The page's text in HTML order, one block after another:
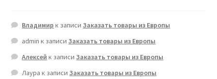
Владимир к записиЗаказать товары из Европы
admin к записиЗаказать товары из Европы
Алексей к записиЗаказать товары из Европы
Лаура к записиЗаказать товары из Европы